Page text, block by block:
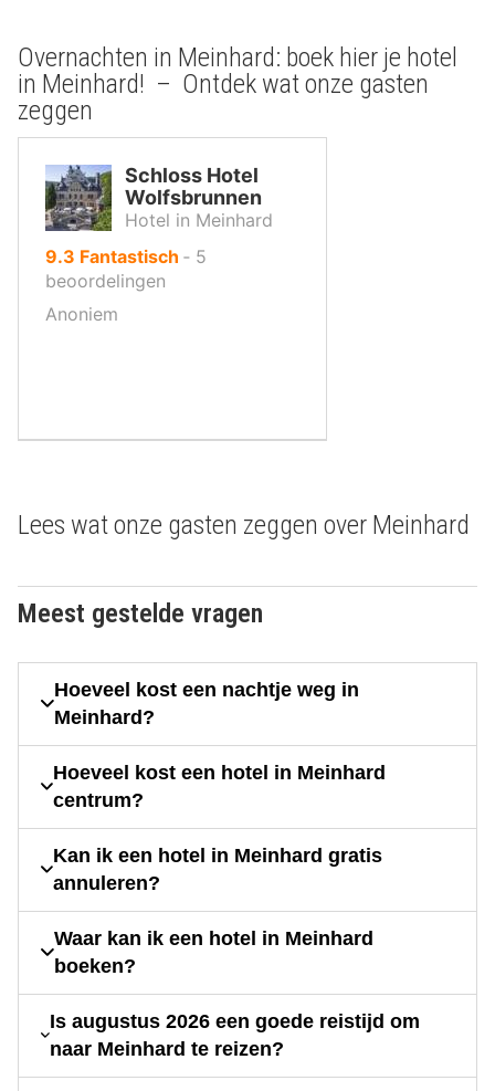
Overnachten in Meinhard: boek hier je hotel
in Meinhard! – Ontdek wat onze gasten
zeggen
Schloss Hotel
Wolfsbrunnen
Hotel in Meinhard
9.3 uit
10
Fantastisch ‐ 5
beoordelingen
Anoniem
Lees wat onze gasten zeggen over Meinhard
Meest gestelde vragen
Hoeveel kost een nachtje weg in
Meinhard?
Hoeveel kost een hotel in Meinhard
centrum?
Kan ik een hotel in Meinhard gratis
annuleren?
Waar kan ik een hotel in Meinhard
boeken?
Is augustus 2026 een goede reistijd om
naar Meinhard te reizen?